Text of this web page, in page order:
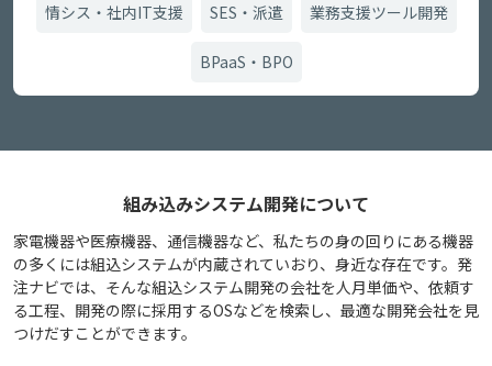
情シス・社内IT支援 SES・派遣 業務支援ツール開発
BPaaS・BPO
組み込みシステム開発について
家電機器や医療機器、通信機器など、私たちの身の回りにある機器
の多くには組込システムが内蔵されていおり、身近な存在です。発
注ナビでは、そんな組込システム開発の会社を人月単価や、依頼す
る工程、開発の際に採用するOSなどを検索し、最適な開発会社を見
つけだすことができます。